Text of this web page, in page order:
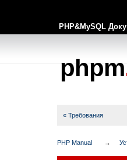
PHP&MySQL
phpm
« Требования
PHP Manual